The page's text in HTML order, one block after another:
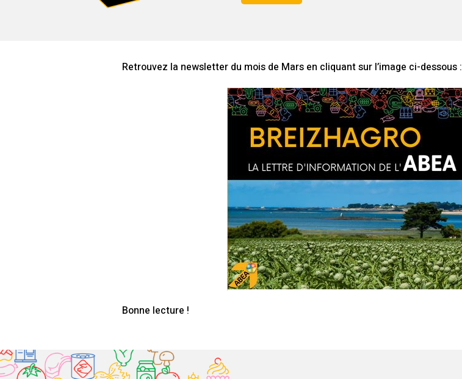
Retrouvez la newsletter du mois de Mars en cliquant sur l’image ci-dessous :
Bonne lecture !